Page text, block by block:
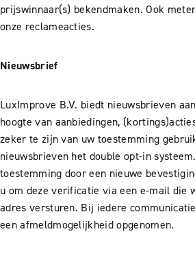
prijswinnaar(s) bekendmaken. Ook
onze reclameacties.
Nieuwsbrief
LuxImprove B.V. biedt nieuwsbrieven
hoogte van aanbiedingen,
zeker te zijn van uw toestemming
nieuwsbrieven het double opt-in
toestemming door een nieuwe
u om deze verificatie via een e-mail die
adres versturen. Bij iedere
een afmeldmogelijkheid opgenomen.